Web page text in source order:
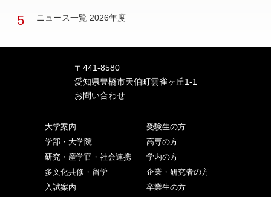
5 ニュース一覧 2026年度
〒441-8580
愛知県豊橋市天伯町雲雀ヶ丘1-1
お問い合わせ
大学案内
学部・大学院
研究・産学官・社会連携
多文化共修・留学
入試案内
受験生の方
高専の方
学内の方
企業・研究者の方
卒業生の方